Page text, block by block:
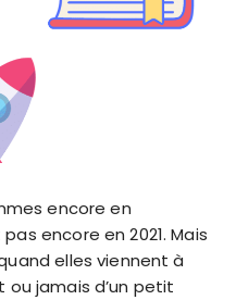
encore en
encore en 2021. Mais
elles viennent à
ou jamais d’un petit